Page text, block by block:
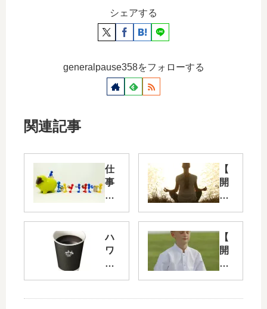
シェアする
generalpause358をフォローする
関連記事
仕
事
を
ぐ
や
る
動
【
開
催
知
】
11/
（
）
ハ
ワ
ー
【
開
催